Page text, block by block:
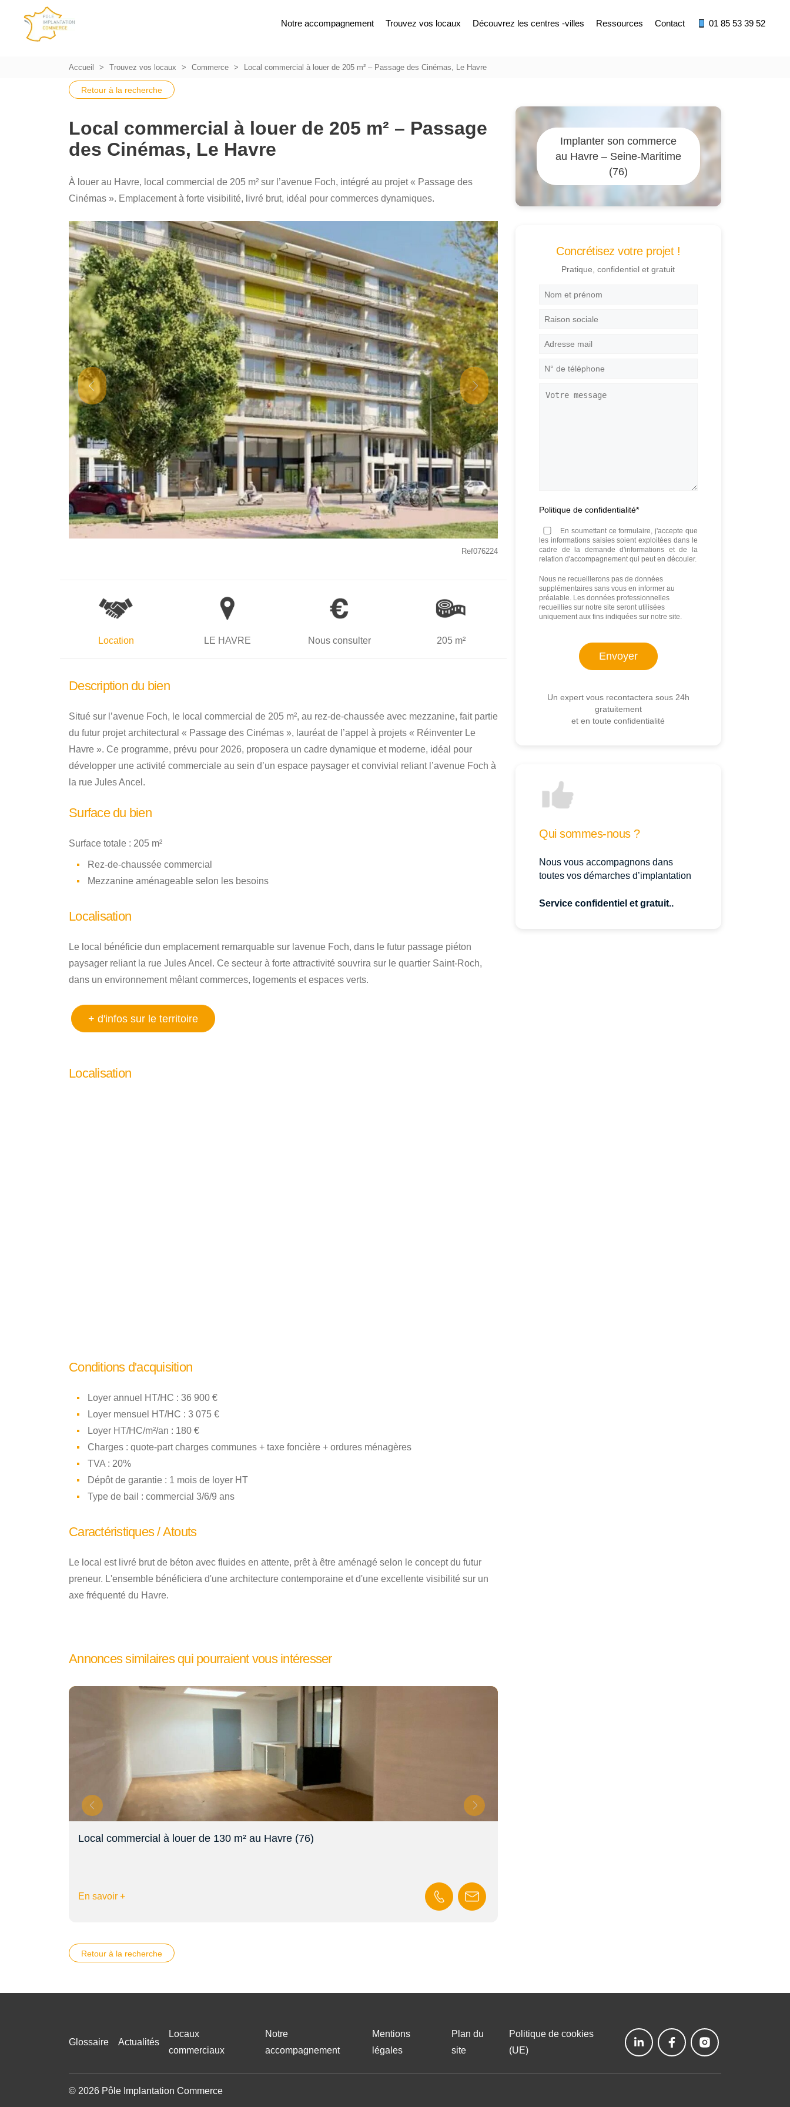
Notre accompagnement Trouvez vos locaux Découvrez les centres -villes Ressources Contact 01 85 53 39 52
Accueil Trouvez vos locaux Commerce Local commercial à louer de 205 m² – Passage des Cinémas, Le Havre
Retour à la recherche
Local commercial à louer de 205 m² – Passage
des Cinémas, Le Havre
À louer au Havre, local commercial de 205 m² sur l’avenue Foch, intégré au projet « Passage des
Cinémas ». Emplacement à forte visibilité, livré brut, idéal pour commerces dynamiques.
Ref076224
Location LE HAVRE Nous consulter 205 m²
Description du bien
Situé sur l’avenue Foch, le local commercial de 205 m², au rez-de-chaussée avec mezzanine, fait partie
du futur projet architectural « Passage des Cinémas », lauréat de l’appel à projets « Réinventer Le
Havre ». Ce programme, prévu pour 2026, proposera un cadre dynamique et moderne, idéal pour
développer une activité commerciale au sein d’un espace paysager et convivial reliant l’avenue Foch à
la rue Jules Ancel.
Surface du bien
Surface totale : 205 m²
Rez-de-chaussée commercial
Mezzanine aménageable selon les besoins
Localisation
Le local bénéficie dun emplacement remarquable sur lavenue Foch, dans le futur passage piéton
paysager reliant la rue Jules Ancel. Ce secteur à forte attractivité souvrira sur le quartier Saint-Roch,
dans un environnement mêlant commerces, logements et espaces verts.
+ d'infos sur le territoire
Localisation
Conditions d'acquisition
Loyer annuel HT/HC : 36 900 €
Loyer mensuel HT/HC : 3 075 €
Loyer HT/HC/m²/an : 180 €
Charges : quote-part charges communes + taxe foncière + ordures ménagères
TVA : 20%
Dépôt de garantie : 1 mois de loyer HT
Type de bail : commercial 3/6/9 ans
Caractéristiques / Atouts
Le local est livré brut de béton avec fluides en attente, prêt à être aménagé selon le concept du futur
preneur. L'ensemble bénéficiera d'une architecture contemporaine et d'une excellente visibilité sur un
axe fréquenté du Havre.
Annonces similaires qui pourraient vous intéresser
Local commercial à louer de 130 m² au Havre (76)
En savoir +
Retour à la recherche
Implanter son commerce
au Havre – Seine-Maritime
(76)
Concrétisez votre projet !
Pratique, confidentiel et gratuit
Nom
prénom*
Raison
Adresse
N°
téléphone*
Votre
Politique de confidentialité*
En soumettant ce formulaire, j'accepte que
les informations saisies soient exploitées dans le
cadre de la demande d'informations et de la
relation d'accompagnement qui peut en découler.
Nous ne recueillerons pas de données
supplémentaires sans vous en informer au
préalable. Les données professionnelles
recueillies sur notre site seront utilisées
uniquement aux fins indiquées sur notre site.
Un expert vous recontactera sous 24h
gratuitement
et en toute confidentialité
Qui sommes-nous ?
Nous vous accompagnons dans
toutes vos démarches d’implantation
Service confidentiel et gratuit..
Glossaire Actualités
Locaux
commerciaux
Notre
accompagnement
Mentions
légales
Plan du
site
Politique de cookies
(UE)
© 2026 Pôle Implantation Commerce